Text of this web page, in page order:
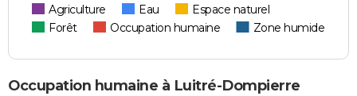
Agriculture Eau
Espace naturel
Forêt
Occupation humaine Zone humide
Occupation humaine à Luitré-Dompierre